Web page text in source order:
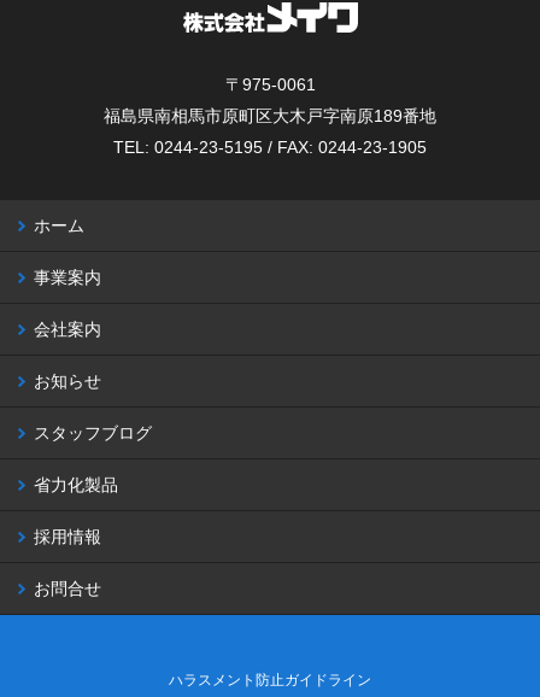
〒975-0061
福島県南相馬市原町区大木戸字南原189番地
TEL: 0244-23-5195 / FAX: 0244-23-1905
ホーム
事業案内
会社案内
お知らせ
スタッフブログ
省力化製品
採用情報
お問合せ
ハラスメント防止ガイドライン